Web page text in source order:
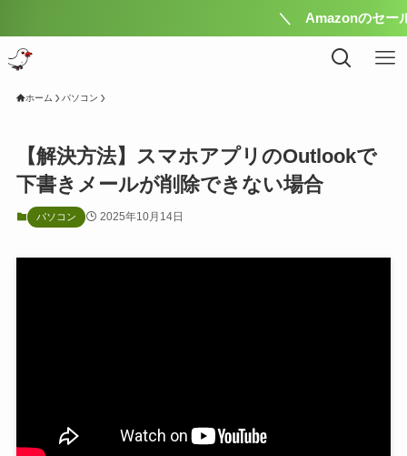
＼ Amazonのセール 完全に理
ホーム パソコン
【解決方法】スマホアプリのOutlookで
下書きメールが削除できない場合
パソコン 2025年10月14日